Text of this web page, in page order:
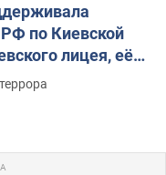
РФ по Киевской
лицея, её